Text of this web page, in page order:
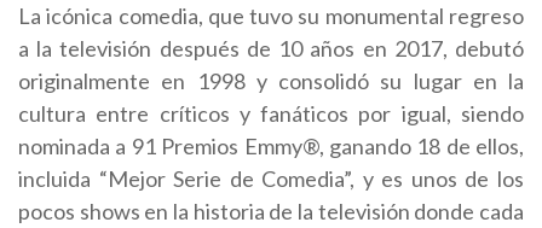
La icónica comedia, que tuvo su monumental regreso
a la televisión después de 10 años en 2017, debutó
originalmente en 1998 y consolidó su lugar en la
cultura entre críticos y fanáticos por igual, siendo
nominada a 91 Premios Emmy®, ganando 18 de ellos,
incluida “Mejor Serie de Comedia”, y es unos de los
pocos shows en la historia de la televisión donde cada